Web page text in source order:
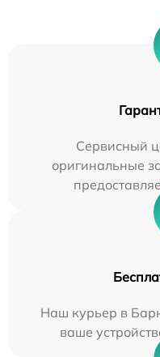
Сервисный
оригинальные
Наш курьер в
ваше